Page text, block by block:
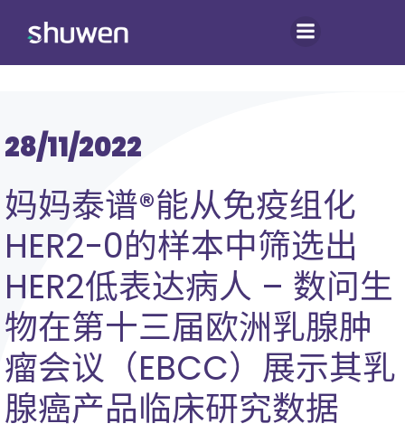
28/11/2022
妈妈泰谱®能从免疫组化
HER2-0的样本中筛选出
HER2低表达病人 – 数问生
物在第十三届欧洲乳腺肿
瘤会议（EBCC）展示其乳
腺癌产品临床研究数据